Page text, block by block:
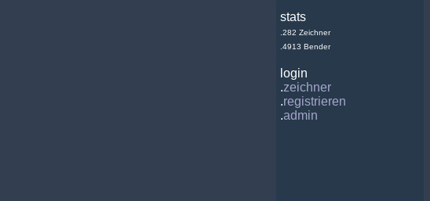
stats
.282 Zeichner
.4913 Bender
login
.zeichner
.registrieren
.admin